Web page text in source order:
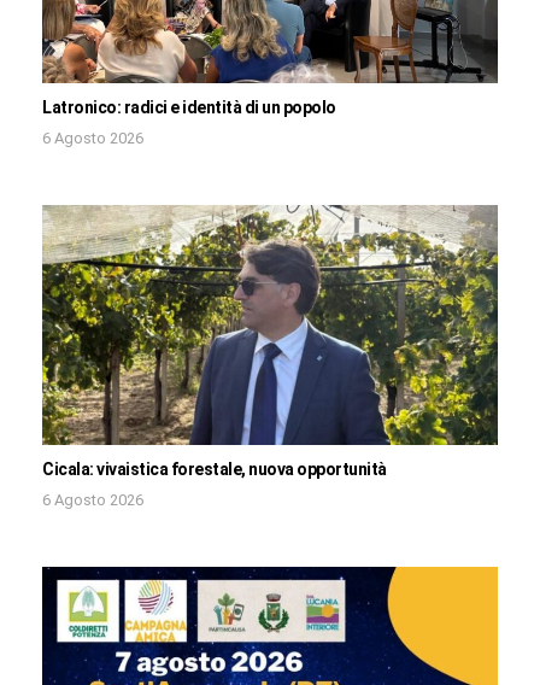
Latronico: radici e identità di un popolo
6 Agosto 2026
Cicala: vivaistica forestale, nuova opportunità
6 Agosto 2026